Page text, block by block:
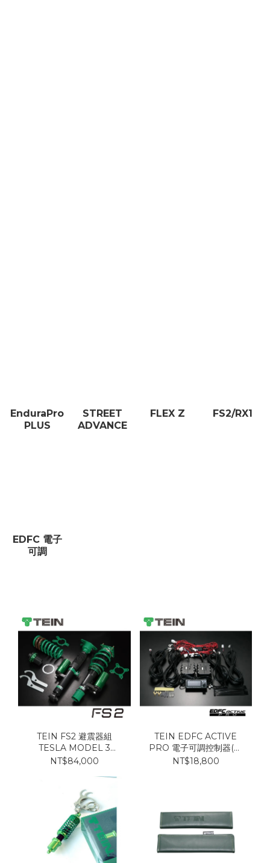
EnduraPro
PLUS
STREET
ADVANCE
FLEX Z FS2/RX1
EDFC 電子
可調
TEIN FS2 避震器組
TESLA MODEL 3
4WD 2017-
NT$84,000
TEIN EDFC ACTIVE
PRO 電子可調控制器(僅
控制器本體)
NT$18,800